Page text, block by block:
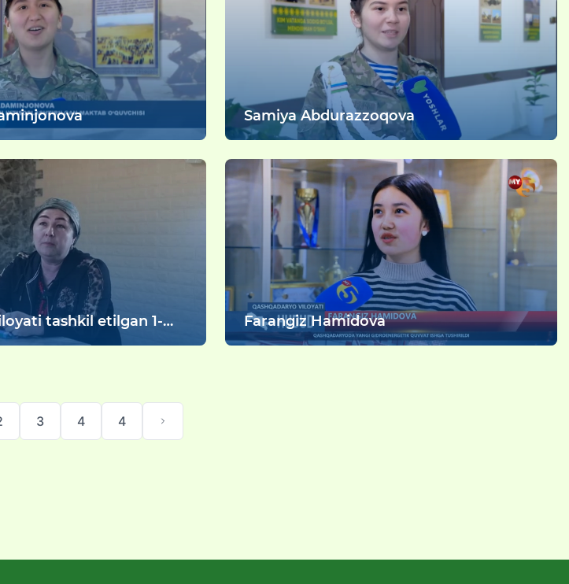
Samiya Abdurazzoqova
tashkil etilgan 1-
uyi” onasi
Farangiz Hamidova
3 4 4